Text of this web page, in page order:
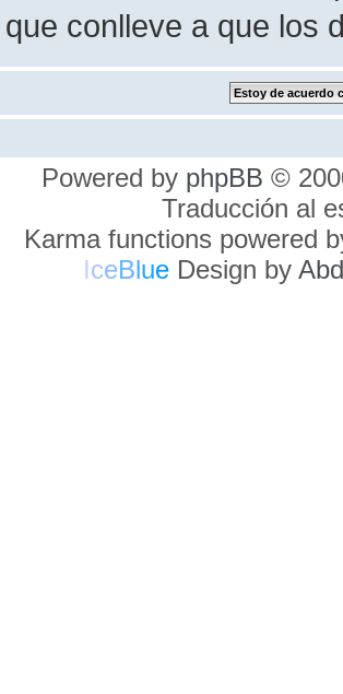
conlleve a que los
Powered by phpBB ©
Traducción al
Karma functions powered
IceBlueDesign by